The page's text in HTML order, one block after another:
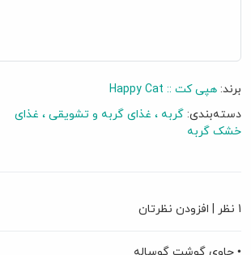
برند: هپی کت :: Happy Cat
دسته‌بندی: گربه غذای گربه و تشویقی
غذای
خشک گربه
1 نظر افزودن نظرتان
• حاوی گوشت گوساله